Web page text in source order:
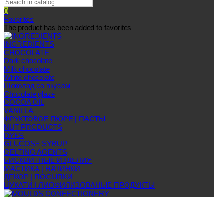
0
Favorites
The product has been added to favorites
INGREDIENTS
CHOCOLATE
Dark chocolate
Milk chocolate
White chocolate
Шоколад со вкусом
Chocolate glaze
COCOA OIL
VANILLA
ФРУКТОВОЕ ПЮРЕ | ПАСТЫ
NUT PRODUCTS
DYES
GLUCOSE SYRUP
GELTING AGENTS
БИСКВИТНЫЕ ИЗДЕЛИЯ
МАСТИКА | НАЧИНКИ
ДЕКОР | ПОСЫПКИ
ЦУКАТИ | ЛИОФИЛИЗОВАНЫЕ ПРОДУКТЫ